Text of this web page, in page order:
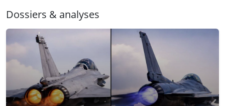
Dossiers & analyses